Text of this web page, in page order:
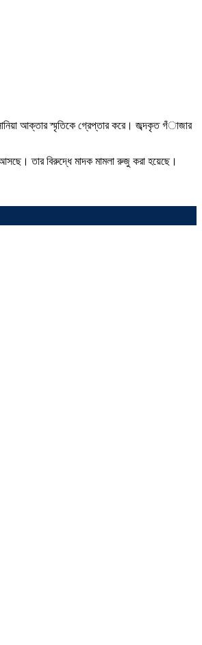
আক্তার স্মৃতিকে গ্রেপ্তার করে। জব্দকৃত গঁাজার
তার বিরুদ্ধে মাদক মামলা রুজু করা হয়েছে।